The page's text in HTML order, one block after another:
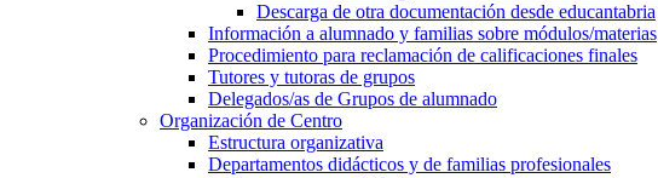
Descarga de otra documentación desde educantabria
Información a alumnado y familias sobre módulos/materias
Procedimiento para reclamación de calificaciones finales
Tutores y tutoras de grupos
Delegados/as de Grupos de alumnado
Organización de Centro
Estructura organizativa
Departamentos didácticos y de familias profesionales